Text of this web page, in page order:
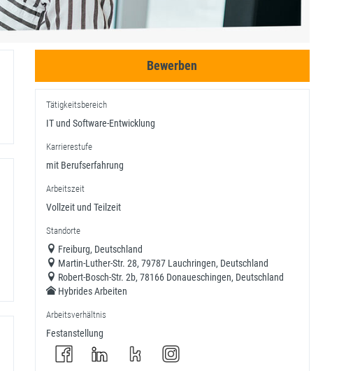
Bewerben
Tätigkeitsbereich
IT und Software-Entwicklung
Karrierestufe
mit Berufserfahrung
Arbeitszeit
Vollzeit und Teilzeit
Standorte
Freiburg, Deutschland
Martin-Luther-Str. 28, 79787 Lauchringen, Deutschland
Robert-Bosch-Str. 2b, 78166 Donaueschingen, Deutschland
Hybrides Arbeiten
Arbeitsverhältnis
Festanstellung